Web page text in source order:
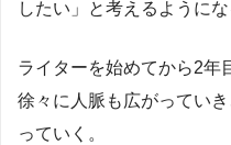
したい」と考えるようにな
ライターを始めてから2年
徐々に人脈も広がってい
っていく。